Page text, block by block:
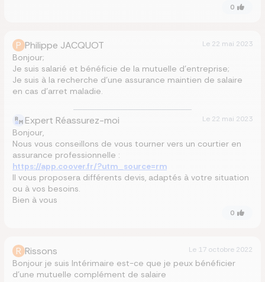
0
P Philippe JACQUOT Le 22 mai 2023
Bonjour;
Je suis salarié et bénéficie de la mutuelle d’entreprise;
Je suis à la recherche d’une assurance maintien de salaire
en cas d’arret maladie.
Expert Réassurez-moi Le 22 mai 2023
Bonjour,
Nous vous conseillons de vous tourner vers un courtier en
assurance professionnelle :
https://app.coover.fr/?utm_source=rm
Il vous proposera différents devis, adaptés à votre situation
ou à vos besoins.
Bien à vous
0
R Rissons Le 17 octobre 2022
Bonjour je suis Intérimaire est-ce que je peux bénéficier
d’une mutuelle complément de salaire